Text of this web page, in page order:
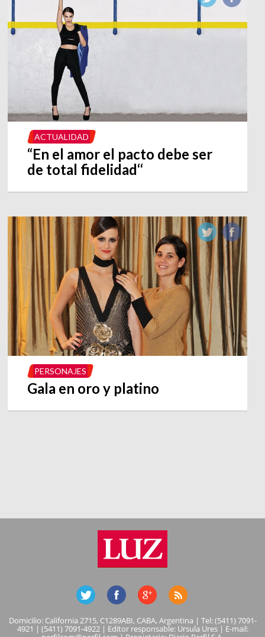
ACTUALIDAD
“En el amor el pacto debe ser
de total fidelidad‘‘
PERSONAJES
Gala en oro y platino
Domicilio: California 2715, C1289ABI, CABA, Argentina | Tel: (5411) 7091-
4921 | (5411) 7091-4922 | Editor responsable: Ursula Ures | E-mail: